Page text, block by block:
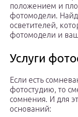
положением и
фотомодели.
осветителей,
фотомодели и
Услуги
Если есть
фотостудию, то
сомнения. И для
оснований: